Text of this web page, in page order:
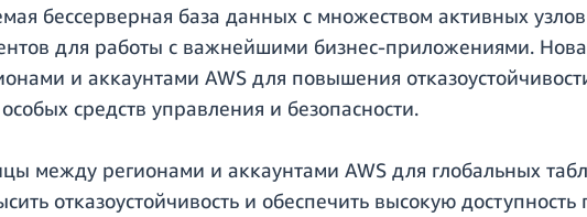
бессерверная база данных с множеством активных
для работы с важнейшими бизнес-приложениями.
и аккаунтами AWS для повышения
средств управления и безопасности.
между регионами и аккаунтами AWS для глобальных
отказоустойчивость и обеспечить высокую